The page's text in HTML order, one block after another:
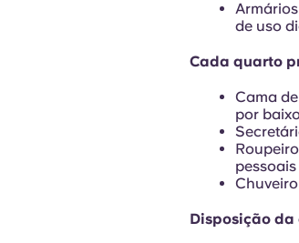
de uso
Cada quarto
Cama
por
pessoais
Disposição da